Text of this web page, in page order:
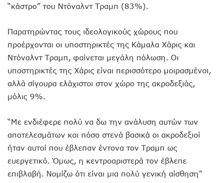
“κάστρο” του Ντόναλντ Τραμπ (83%).
Παρατηρώντας τους ιδεολογικούς χώρους που
προέρχονται οι υποστηρικτές της Κάμαλα Χάρις και
Ντόναλντ Τραμπ, φαίνεται μεγάλη πόλωση. Οι
υποστηρικτές της Χάρις είναι περισσότερο μοιρασμένοι,
αλλά σίγουρα ελάχιστοι στον χώρο της ακροδεξιάς,
μόλις 9%.
“Με ενδιέφερε πολύ να δω την ανάλυση αυτών των
αποτελεσμάτων και πόσο στενά βασικά οι ακροδεξιοί
ήταν αυτοί που έβλεπαν έντονα τον Τραμπ ως
ευεργετικό. Όμως, η κεντροαριστερά τον έβλεπε
επιβλαβή. Νομίζω ότι είναι μια πολύ γενική αίσθηση”